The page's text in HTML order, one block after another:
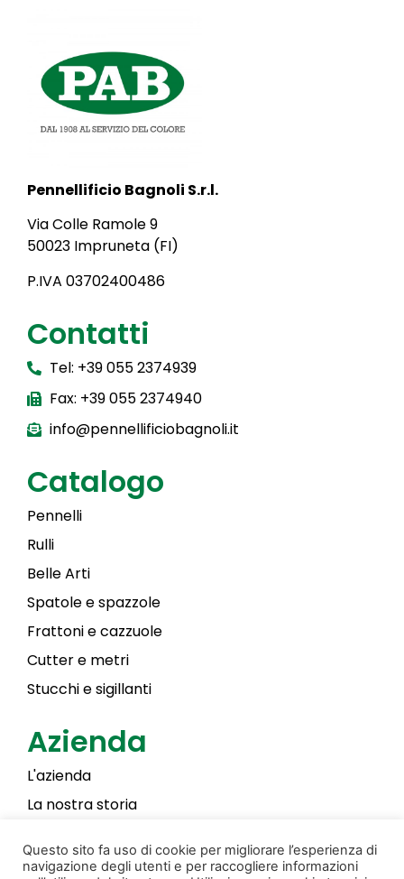
Pennellificio Bagnoli S.r.l.
Via Colle Ramole 9
50023 Impruneta (FI)
P.IVA 03702400486
Contatti
Tel: +39 055 2374939
Fax: +39 055 2374940
info@pennellificiobagnoli.it
Catalogo
Pennelli
Rulli
Belle Arti
Spatole e spazzole
Frattoni e cazzuole
Cutter e metri
Stucchi e sigillanti
Azienda
L'azienda
La nostra storia
Questo sito fa uso di cookie per migliorare l’esperienza di
navigazione degli utenti e per raccogliere informazioni